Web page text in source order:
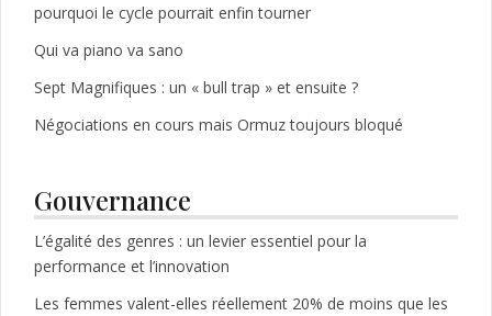
pourquoi le cycle pourrait enfin tourner
Qui va piano va sano
Sept Magnifiques : un « bull trap » et ensuite ?
Négociations en cours mais Ormuz toujours bloqué
Gouvernance
L’égalité des genres : un levier essentiel pour la
performance et l’innovation
Les femmes valent-elles réellement 20% de moins que les